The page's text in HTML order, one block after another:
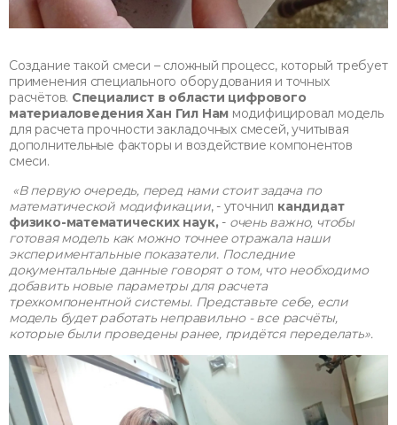
Создание такой смеси – сложный процесс, который требует
применения специального оборудования и точных
расчётов. Специалист в области цифрового
материаловедения Хан Гил Нам модифицировал модель
для расчета прочности закладочных смесей, учитывая
дополнительные факторы и воздействие компонентов
смеси.
«В первую очередь, перед нами стоит задача по
математической модификации, - уточнил кандидат
физико-математических наук,- очень важно, чтобы
готовая модель как можно точнее отражала наши
экспериментальные показатели. Последние
документальные данные говорят о том, что необходимо
добавить новые параметры для расчета
трехкомпонентной системы. Представьте себе, если
модель будет работать неправильно - все расчёты,
которые были проведены ранее, придётся переделать».